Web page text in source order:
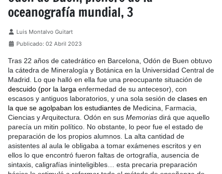
oceanografía mundial, 3
Detalles
Luis Montalvo Guitart
Publicado: 02 Abril 2023
Tras 22 años de catedrático en Barcelona, Odón de Buen obtuvo
la cátedra de Mineralogía y Botánica en la Universidad Central de
Madrid. Lo que halló en ella fue una preocupante situación de
descuido (por la larga enfermedad de su antecesor), con
escasos y antiguos laboratorios, y una sola sesión de clases en
la que se agolpaban los estudiantes de Medicina, Farmacia,
Ciencias y Arquitectura. Odón en sus Memorias dirá que aquello
parecía un mitin político. No obstante, lo peor fue el estado de
preparación de los propios alumnos. La alta cantidad de
asistentes al aula le obligaba a tomar exámenes escritos y en
ellos lo que encontró fueron faltas de ortografía, ausencia de
sintaxis, caligrafías ininteligibles… esta precaria preparación